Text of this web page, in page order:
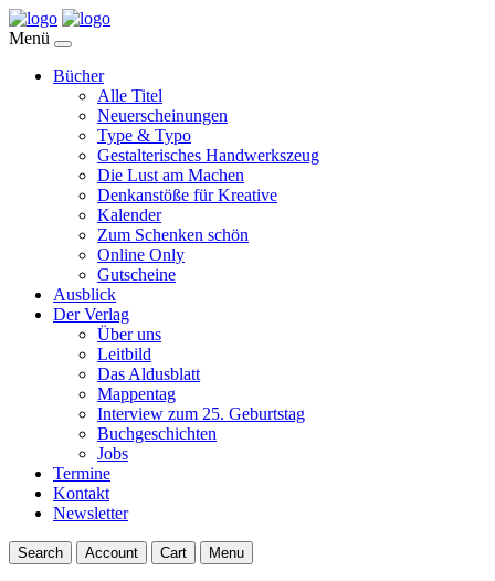
Menü
Bücher
Alle Titel
Neuerscheinungen
Type & Typo
Gestalterisches Handwerkszeug
Die Lust am Machen
Denkanstöße für Kreative
Kalender
Zum Schenken schön
Online Only
Gutscheine
Ausblick
Der Verlag
Über uns
Leitbild
Das Aldusblatt
Mappentag
Interview zum 25. Geburtstag
Buchgeschichten
Jobs
Termine
Kontakt
Newsletter
Search Account Cart Menu